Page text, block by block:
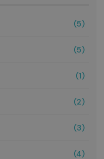
(5)
(5)
(1)
(2)
(3)
(4)